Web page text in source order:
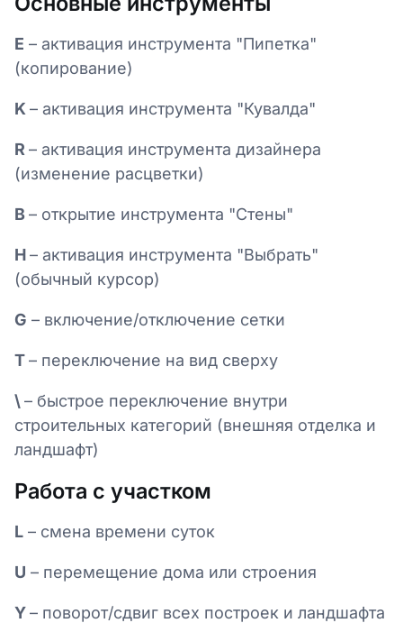
E – активация инструмента "Пипетка"
(копирование)
K – активация инструмента "Кувалда"
R – активация инструмента дизайнера
(изменение расцветки)
B– открытие инструмента "Стены"
H– активация инструмента "Выбрать"
(обычный курсор)
G – включение/отключение сетки
T– переключение на вид сверху
\ – быстрое переключение внутри
строительных категорий (внешняя отделка и
ландшафт)
Работа с участком
L – смена времени суток
U – перемещение дома или строения
Y– поворот/сдвиг всех построек и ландшафта